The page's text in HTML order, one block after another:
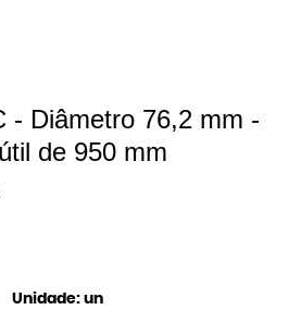
- Diâmetro 76,2 mm -
de 950 mm
Unidade: un